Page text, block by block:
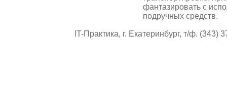
фантазировать с
подручных средств.
IT-Практика, г. Екатеринбург, т/ф. (343)